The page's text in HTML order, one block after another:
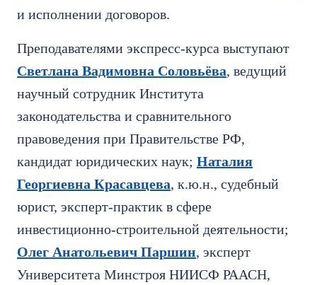
и исполнении договоров.
Преподавателями экспресс-курса выступают
Светлана Вадимовна Соловьёва, ведущий
научный сотрудник Института
законодательства и сравнительного
правоведения при Правительстве РФ,
кандидат юридических наук; Наталия
Георгиевна Красавцева, к.ю.н., судебный
юрист, эксперт-практик в сфере
инвестиционно-строительной деятельности;
Олег Анатольевич Паршин, эксперт
Университета Минстроя НИИСФ РААСН,